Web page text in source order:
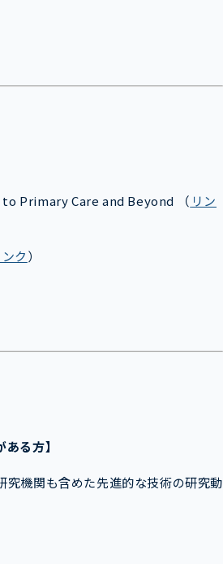
Primary Care and Beyond （ リン
ンク）
る方】
機関も含めた先進的な技術の研究動